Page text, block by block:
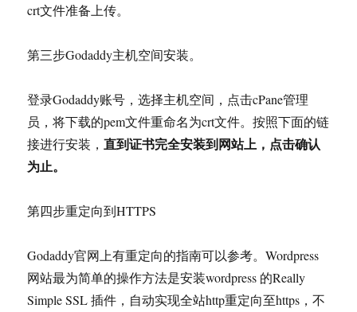
crt文件准备上传。
第三步Godaddy主机空间安装。
登录Godaddy账号，选择主机空间，点击cPane管理
员，将下载的pem文件重命名为crt文件。按照下面的链
接进行安装，直到证书完全安装到网站上，点击确认
为止。
第四步重定向到HTTPS
Godaddy官网上有重定向的指南可以参考。Wordpress
网站最为简单的操作方法是安装wordpress 的Really
Simple SSL 插件，自动实现全站http重定向至https，不